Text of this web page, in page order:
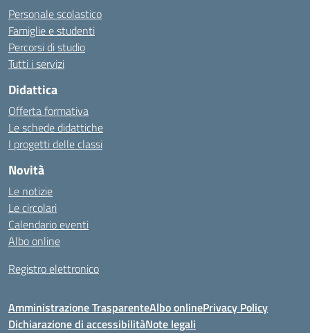
Personale scolastico
Famiglie e studenti
Percorsi di studio
Tutti i servizi
Didattica
Offerta formativa
Le schede didattiche
I progetti delle classi
Novità
Le notizie
Le circolari
Calendario eventi
Albo online
Registro elettronico
Amministrazione TrasparenteAlbo onlinePrivacy Policy
Dichiarazione di accessibilitàNote legali